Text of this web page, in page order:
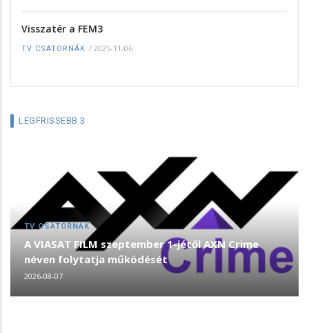
Visszatér a FEM3
TV CSATORNÁK / 2025-11-06
LEGFRISSEBB 3
TV CSATORNÁK
A VIASAT FILM szeptember 1-jétől AXN Crime
néven folytatja működését
2026-08-07